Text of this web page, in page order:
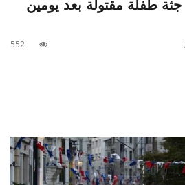
طفلة مقتولة بعد يومين
552